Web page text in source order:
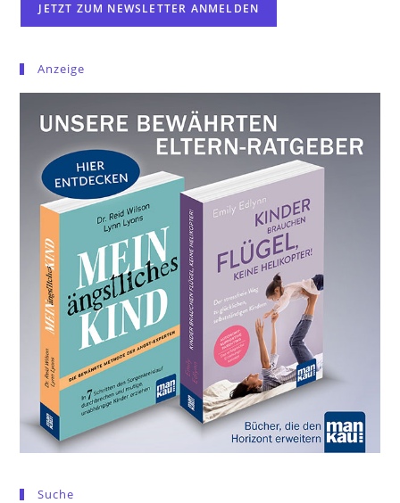
Anzeige
Suche